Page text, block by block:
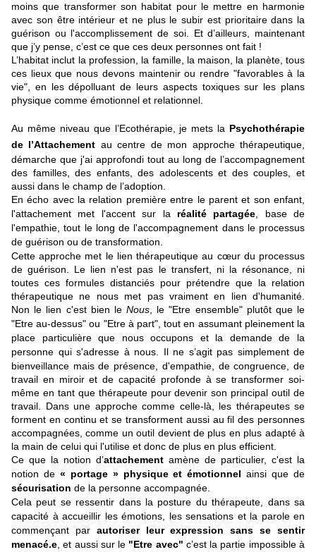
moins que transformer son habitat pour le mettre en harmonie
avec son être intérieur et ne plus le subir est prioritaire dans la
guérison ou l'accomplissement de soi.
Et d’ailleurs, maintenant
que j’y pense, c’est ce que ces deux personnes ont fait !
L’habitat inclut la profession, la famille, la maison, la planète, tous
ces lieux que nous devons maintenir ou rendre "favorables à la
vie", en les dépolluant de leurs aspects toxiques sur les plans
physique comme émotionnel et relationnel.
Au même niveau que l’Ecothérapie, je mets la Psychothérapie
de l’Attachement au centre de mon approche thérapeutique,
démarche que j'ai approfondi tout au long de l’accompagnement
des familles, des enfants, des adolescents et des couples, et
aussi dans le champ de l’adoption.
En écho avec la relation première entre le parent et son enfant,
l'attachement met l'accent sur la réalité partagée , base de
l'empathie, tout le long de l'accompagnement dans le processus
de guérison ou de transformation.
Cette approche met le lien thérapeutiqueau cœur du processus
de guérison. Le lien n'est pas le transfert, ni la résonance, ni
toutes ces formules distanciés pour prétendre que la relation
thérapeutique ne nous met pas vraiment en lien d'humanité.
Non le lien c'est bien le Nous , le "Etre ensemble" plutôt que le
"Etre au-dessus" ou "Etre à part", tout en assumant pleinement la
place particulière que nous occupons et la demande de la
personne qui s'adresse à nous . Il ne s’agit pas simplement de
bienveillance mais de présence, d'empathie, de congruence, de
travail en miroir et de capacité profonde à se transformer soi-
même en tant que thérapeute pour devenir son principal outil de
travail. Dans une approche comme celle-là, les thérapeutes se
forment en continu et se transforment aussi au fil des personnes
accompagnées, comme un outil devient de plus en plus adapté à
la main de celui qui l'utilise et donc de plus en plus efficient.
Ce que la notion d’attachement amène de particulier,
c'est la
notion de « portage » physique et émotionnelainsi que de
sécurisation de la personne accompagnée.
Cela peut se ressentir dans la posture du thérapeute, dans sa
capacité à accueillir les émotions, les sensations et la parole en
commençant par autoriser leur expression sans se sentir
menacé.e , et aussi sur le "Etre avec" c’est la partie impossible à